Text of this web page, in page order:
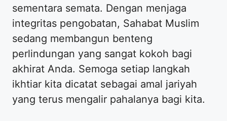
sementara semata. Dengan menjaga
integritas pengobatan, Sahabat Muslim
sedang membangun benteng
perlindungan yang sangat kokoh bagi
akhirat Anda. Semoga setiap langkah
ikhtiar kita dicatat sebagai amal jariyah
yang terus mengalir pahalanya bagi kita.